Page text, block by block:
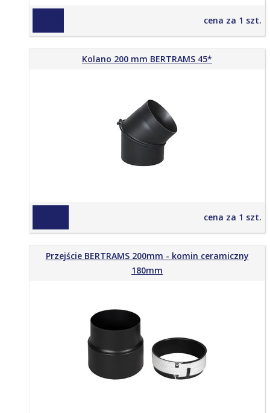
cena za 1 szt.
Kolano 200 mm BERTRAMS 45*
cena za 1 szt.
Przejście BERTRAMS 200mm - komin ceramiczny
180mm